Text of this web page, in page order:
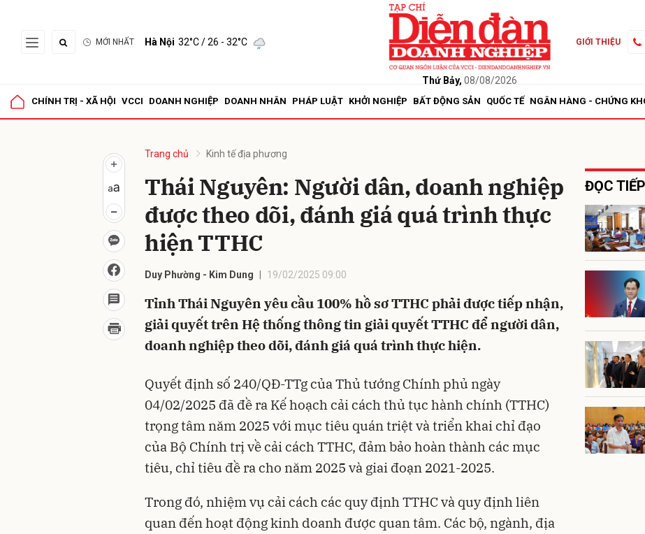
MỚI NHẤT Hà Nội 32°C/ 26 - 32°C
Thứ Bảy, 08/08/2026
GIỚI THIỆU
CHÍNH TRỊ - XÃ HỘI VCCI DOANH NGHIỆP DOANH NHÂN PHÁP LUẬT KHỞI NGHIỆP BẤT ĐỘNG SẢN QUỐC TẾ NGÂN HÀNG - CHỨNG
Trang chủ Kinh tế địa phương
Thái Nguyên: Người dân, doanh nghiệp
được theo dõi, đánh giá quá trình thực
hiện TTHC
Duy Phường - Kim Dung 19/02/2025 09:00
Tỉnh Thái Nguyên yêu cầu 100% hồ sơ TTHC phải được tiếp nhận,
giải quyết trên Hệ thống thông tin giải quyết TTHC để người dân,
doanh nghiệp theo dõi, đánh giá quá trình thực hiện.
Quyết định số 240/QĐ-TTg của Thủ tướng Chính phủ ngày
04/02/2025 đã đề ra Kế hoạch cải cách thủ tục hành chính (TTHC)
trọng tâm năm 2025 với mục tiêu quán triệt và triển khai chỉ đạo
của Bộ Chính trị về cải cách TTHC, đảm bảo hoàn thành các mục
tiêu, chỉ tiêu đề ra cho năm 2025 và giai đoạn 2021-2025.
Trong đó, nhiệm vụ cải cách các quy định TTHC và quy định liên
quan đến hoạt động kinh doanh được quan tâm. Các bộ, ngành, địa
ĐỌC TIẾP
Gửi